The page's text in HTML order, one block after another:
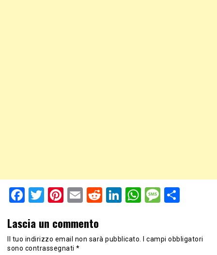
Facebook
Twitter
Pinterest
EmailRedditLinkedIn
WhatsApp
Lascia un commento
Il tuo indirizzo email non sarà pubblicato.
I campi obbligatori
sono contrassegnati *